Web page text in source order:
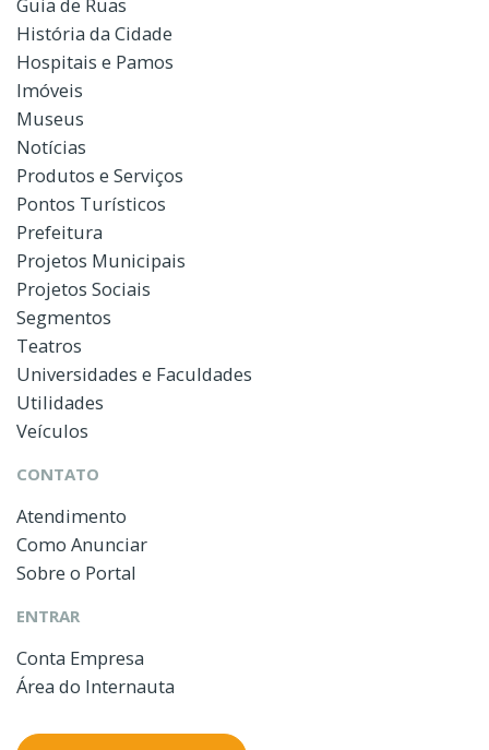
História da Cidade
Hospitais e Pamos
Imóveis
Museus
Notícias
Produtos e Serviços
Pontos Turísticos
Prefeitura
Projetos Municipais
Projetos Sociais
Segmentos
Teatros
Universidades e Faculdades
Utilidades
Veículos
CONTATO
Atendimento
Como Anunciar
Sobre o Portal
ENTRAR
Conta Empresa
Área do Internauta